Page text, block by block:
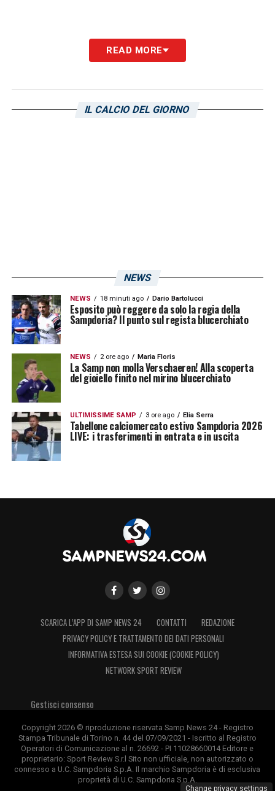
READ MORE
IL CALCIO DEL GIORNO
NEWS
NEWS 18 minuti ago Dario Bartolucci
Esposito può reggere da solo la regia della
Sampdoria? Il punto sul regista blucerchiato
NEWS 2 ore ago Maria Floris
La Samp non molla Verschaeren! Alla scoperta
del gioiello finito nel mirino blucerchiato
ULTIMISSIME SAMP 3 ore ago Elia Serra
Tabellone calciomercato estivo Sampdoria 2026
LIVE: i trasferimenti in entrata e in uscita
SCARICA L’APP DI SAMP NEWS 24 CONTATTI
REDAZIONE
PRIVACY POLICY E TRATTAMENTO DEI DATI PERSONALI
INFORMATIVA ESTESA SUI COOKIE (COOKIE POLICY)
NETWORK SPORT REVIEW
Gestisci consenso
Copyright 2026 © riproduzione riservata Samp News 24 - Registro
Stampa Tribunale di Torino n. 44 del 07/09/2021 - Iscritto al Registro
Operatori di Comunicazione al n. 26692 - PI 11028660014 Editore e
proprietario: Sport Review S.r.l Sito non ufficiale, non autorizzato o
connesso a U.C. Sampdoria S.p.A. Il marchio Sampdoria è di esclusiva
proprietà di U.C. Sampdoria S.p.A.
Change privacy settings